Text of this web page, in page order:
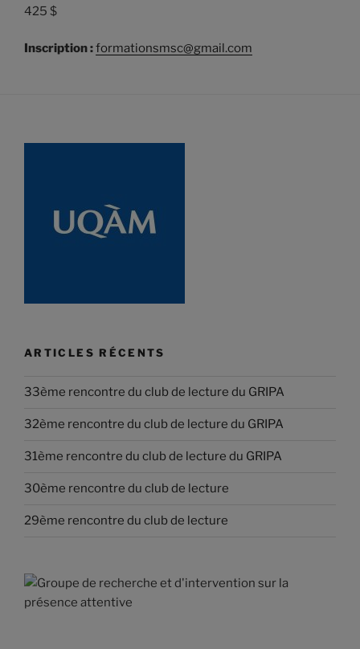
425 $
Inscription :formationsmsc@gmail.com
ARTICLES RÉCENTS
33ème rencontre du club de lecture du GRIPA
32ème rencontre du club de lecture du GRIPA
31ème rencontre du club de lecture du GRIPA
30ème rencontre du club de lecture
29ème rencontre du club de lecture